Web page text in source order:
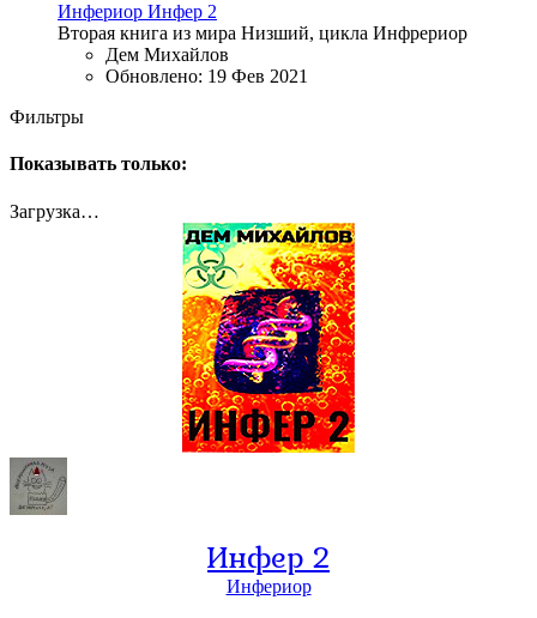
Инфериор Инфер 2
Вторая книга из мира Низший, цикла Инфрериор
Дем Михайлов
Обновлено: 19 Фев 2021
Фильтры
Показывать только:
Загрузка…
Инфер 2
Инфериор